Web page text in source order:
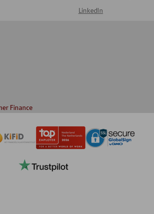
LinkedIn
Finance